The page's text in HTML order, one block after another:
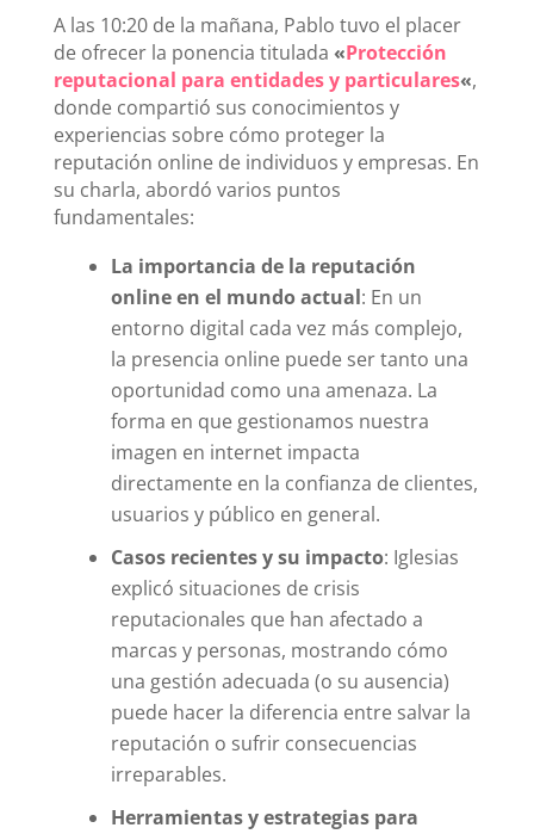
A las 10:20 de la mañana, Pablo tuvo el placer
de ofrecer la ponencia titulada «Protección
reputacional para entidades y particulares«,
donde compartió sus conocimientos y
experiencias sobre cómo proteger la
reputación online de individuos y empresas. En
su charla, abordó varios puntos
fundamentales:
La importancia de la reputación
online en el mundo actual: En un
entorno digital cada vez más complejo,
la presencia online puede ser tanto una
oportunidad como una amenaza. La
forma en que gestionamos nuestra
imagen en internet impacta
directamente en la confianza de clientes,
usuarios y público en general.
Casos recientes y su impacto: Iglesias
explicó situaciones de crisis
reputacionales que han afectado a
marcas y personas, mostrando cómo
una gestión adecuada (o su ausencia)
puede hacer la diferencia entre salvar la
reputación o sufrir consecuencias
irreparables.
Herramientas y estrategias para